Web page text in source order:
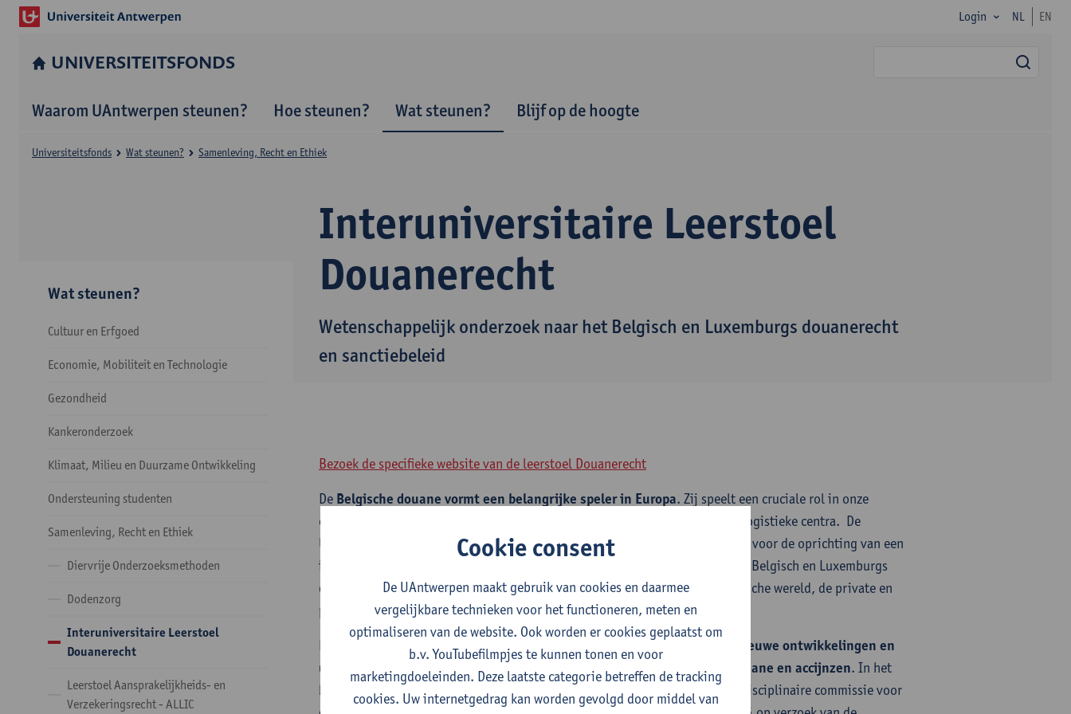
Login NL EN
UNIVERSITEITSFONDS
Waarom UAntwerpen steunen? Hoe steunen? Wat steunen? Blijf op de hoogte
Interuniversitaire Leerstoel
Douanerecht
Wetenschappelijk onderzoek naar het Belgisch en Luxemburgs douanerecht
en sanctiebeleid
Universiteitsfonds Wat steunen? Samenleving, Recht en Ethiek
Wat steunen?
Cultuur en Erfgoed
Economie, Mobiliteit en Technologie
Gezondheid
Kankeronderzoek
Klimaat, Milieu en Duurzame Ontwikkeling
Ondersteuning studenten
Samenleving, Recht en Ethiek
Diervrije Onderzoeksmethoden
Dodenzorg
Interuniversitaire Leerstoel
Douanerecht
Leerstoel Aansprakelijkheids- en
Verzekeringsrecht - ALLIC
Bezoek de specifieke website van de leerstoel Douanerecht
De Belgische douane vormt een belangrijke speler in Europa. Zij speelt een cruciale rol in onze
economie en in de concurrentiepositie van onze zeehavens, luchthavens en logistieke centra. De
Universiteit Antwerpen en de Universiteit van Luik slaan de handen in elkaar voor de oprichting van een
interuniversitaire leerstoel, gericht op wetenschappelijk onderzoek naar het Belgisch en Luxemburgs
douanerecht en sanctiebeleid. Deze leerstoel is het initiatief van de academische wereld, de private en
publieke sector.
De leerstoel biedt een platform voor onderzoek en dienstverlening over nieuwe ontwikkelingen en
uitdagingen met betrekking tot het Europees en Belgisch recht over douane en accijnzen. In het
bijzonder zal een wetenschappelijke bijdrage worden geleverd aan de multidisciplinaire commissie voor
Cookie consent
De UAntwerpen maakt gebruik van cookies en daarmee
vergelijkbare technieken voor het functioneren, meten en
optimaliseren van de website. Ook worden er cookies geplaatst om
b.v. YouTubefilmpjes te kunnen tonen en voor
marketingdoeleinden. Deze laatste categorie betreffen de tracking
cookies. Uw internetgedrag kan worden gevolgd door middel van